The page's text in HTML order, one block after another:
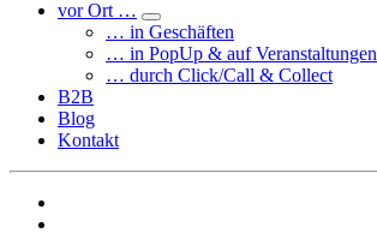
vor Ort …
… in Geschäften
… in PopUp & auf Veranstaltungen
… durch Click/Call & Collect
B2B
Blog
Kontakt